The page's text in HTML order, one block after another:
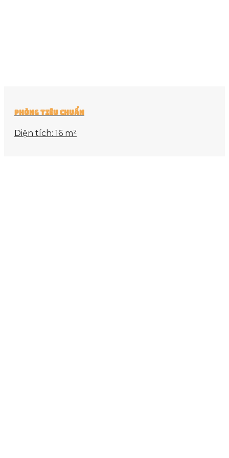
Phòng Tiêu Chuẩn
Diện tích: 16 m²